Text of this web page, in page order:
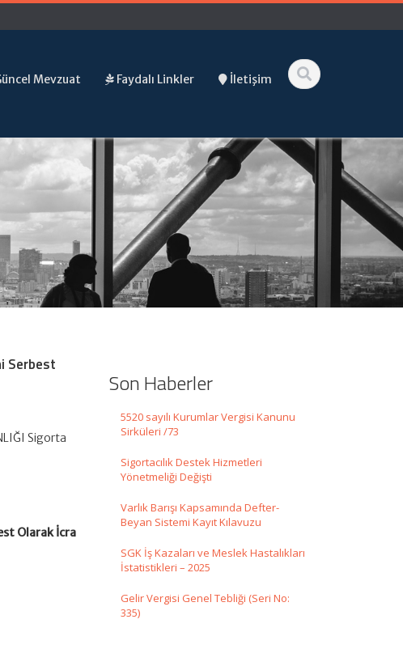
Mevzuat Faydalı Linkler İletişim
Serbest
Sigorta
Olarak İcra
Son Haberler
5520 sayılı Kurumlar Vergisi Kanunu
Sirküleri /73
Sigortacılık Destek Hizmetleri
Yönetmeliği Değişti
Varlık Barışı Kapsamında Defter-
Beyan Sistemi Kayıt Kılavuzu
SGK İş Kazaları ve Meslek Hastalıkları
İstatistikleri – 2025
Gelir Vergisi Genel Tebliği (Seri No:
335)